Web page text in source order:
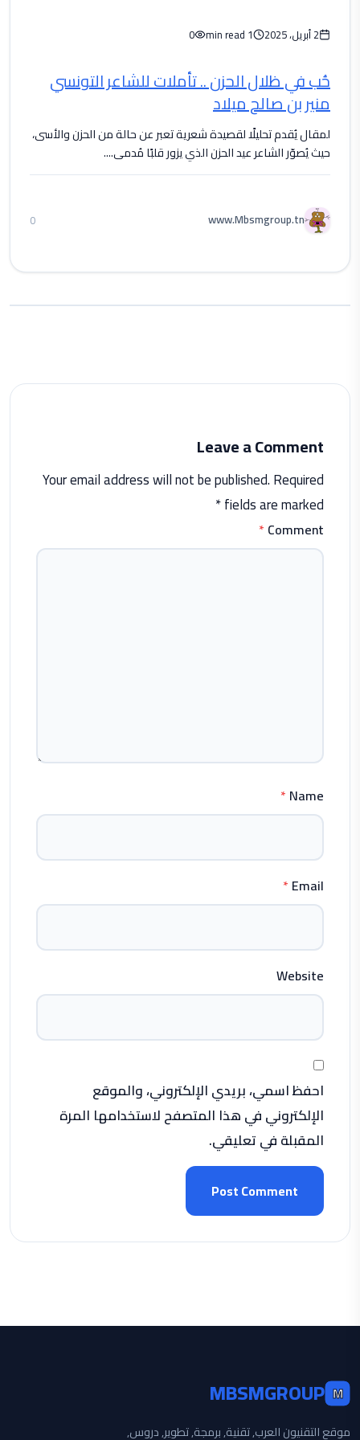
2 أبريل، 2025 1 min read
0
حُب في ظلال الحزن .. تأملات للشاعر التونسي
منير بن صالح ميلاد
لمقال يُقدم تحليلًا لقصيدة شعرية تعبر عن حالة من الحزن والأسى،
حيث يُصوّر الشاعر عيد الحزن الذي يزور قلبًا مُدمى....
www.Mbsmgroup.tn
0
Leave a Comment
Your email address will not be published. Required
fields are marked *
Comment
*
Name
*
Email
*
Website
احفظ اسمي، بريدي الإلكتروني، والموقع
الإلكتروني في هذا المتصفح لاستخدامها المرة
المقبلة في تعليقي.
Post Comment
M
MBSMGROUP
موقع التقنيون العرب, تقنية, برمجة, تطوير, دروس,